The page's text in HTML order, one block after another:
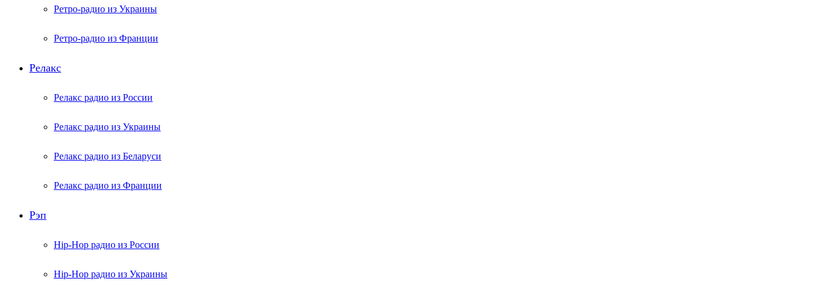
Ретро-радио из Украины
Ретро-радио из Франции
Релакс
Релакс радио из России
Релакс радио из Украины
Релакс радио из Беларуси
Релакс радио из Франции
Рэп
Hip-Hop радио из России
Hip-Hop радио из Украины